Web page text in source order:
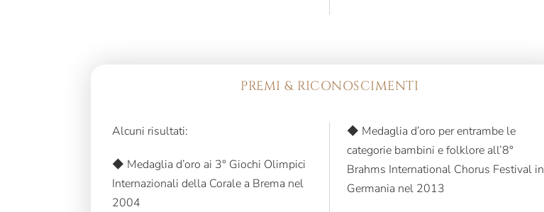
PREMI & RICONOSCIMENTI
Alcuni risultati:
◆ Medaglia d’oro ai 3° Giochi Olimpici
Internazionali della Corale a Brema nel
2004
◆ Medaglia d’oro per entrambe le
categorie bambini e folklore all’8°
Brahms International Chorus Festival in
Germania nel 2013